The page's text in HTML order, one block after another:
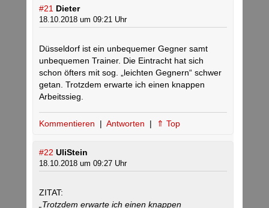
#21 Dieter
18.10.2018 um 09:21 Uhr
Düsseldorf ist ein unbequemer Gegner samt
unbequemen Trainer. Die Eintracht hat sich
schon öfters mit sog. „leichten Gegnern“ schwer
getan. Trotzdem erwarte ich einen knappen
Arbeitssieg.
Kommentieren | Antworten | ⇑ Top
#22 UliStein
18.10.2018 um 09:27 Uhr
ZITAT:
„Trotzdem erwarte ich einen knappen